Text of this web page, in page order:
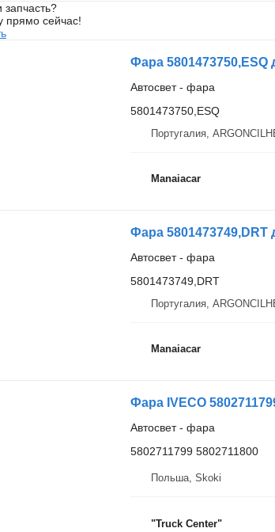
прямо сейчас!
Фара 5801473750,ESQ
Автосвет - фара
5801473750,ESQ
Португалия,
Manaiacar
Фара 5801473749,DRT
Автосвет - фара
5801473749,DRT
Португалия,
Manaiacar
Фара IVECO
Автосвет - фара
5802711799 5802711800
Польша, Skoki
"Truck Center"